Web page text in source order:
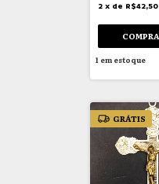
2 x de R$42,50
1em estoque
GRÁTIS